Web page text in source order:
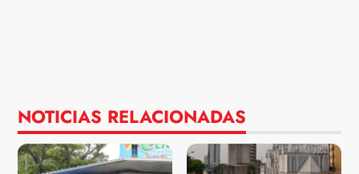
NOTICIAS RELACIONADAS